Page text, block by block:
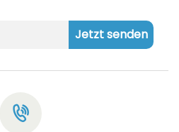
Jetzt senden